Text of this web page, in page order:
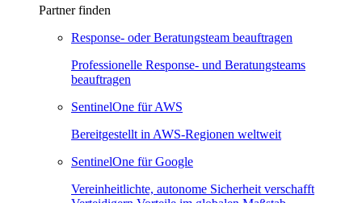
Partner finden
Response- oder Beratungsteam beauftragen
Professionelle Response- und Beratungsteams
beauftragen
SentinelOne für AWS
Bereitgestellt in AWS-Regionen weltweit
SentinelOne für Google
Vereinheitlichte, autonome Sicherheit verschafft